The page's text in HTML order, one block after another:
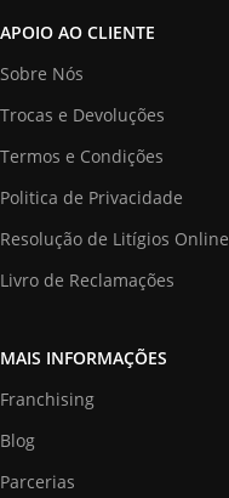
APOIO AO CLIENTE
Sobre Nós
Trocas e Devoluções
Termos e Condições
Politica de Privacidade
Resolução de Litígios Online
Livro de Reclamações
MAIS INFORMAÇÕES
Franchising
Blog
Parcerias